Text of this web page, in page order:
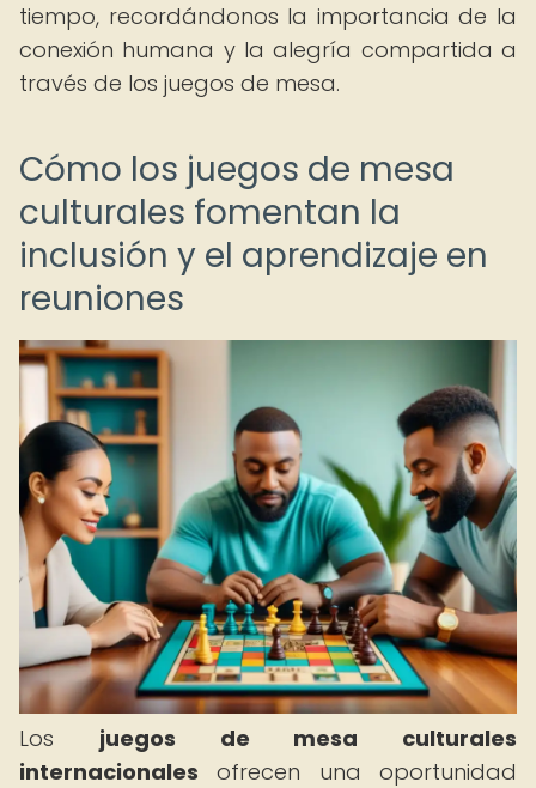
tiempo, recordándonos la importancia de la
conexión humana y la alegría compartida a
través de los juegos de mesa.
Cómo los juegos de mesa
culturales fomentan la
inclusión y el aprendizaje en
reuniones
Los juegos de mesa culturales
internacionales ofrecen una oportunidad